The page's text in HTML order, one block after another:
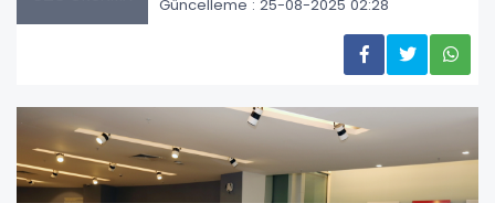
Güncelleme : 25-08-2025 02:28